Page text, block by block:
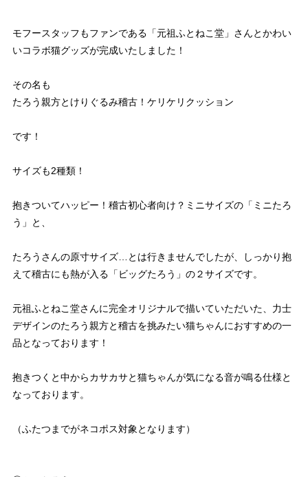
モフースタッフもファンである「元祖ふとねこ堂」さんとかわい
いコラボ猫グッズが完成いたしました！
その名も
たろう親方とけりぐるみ稽古！ケリケリクッション
です！
サイズも2種類！
抱きついてハッピー！稽古初心者向け？ミニサイズの「ミニたろ
う」と、
たろうさんの原寸サイズ…とは行きませんでしたが、しっかり抱
えて稽古にも熱が入る「ビッグたろう」の２サイズです。
元祖ふとねこ堂さんに完全オリジナルで描いていただいた、力士
デザインのたろう親方と稽古を挑みたい猫ちゃんにおすすめの一
品となっております！
抱きつくと中からカサカサと猫ちゃんが気になる音が鳴る仕様と
なっております。
（ふたつまでがネコポス対象となります）